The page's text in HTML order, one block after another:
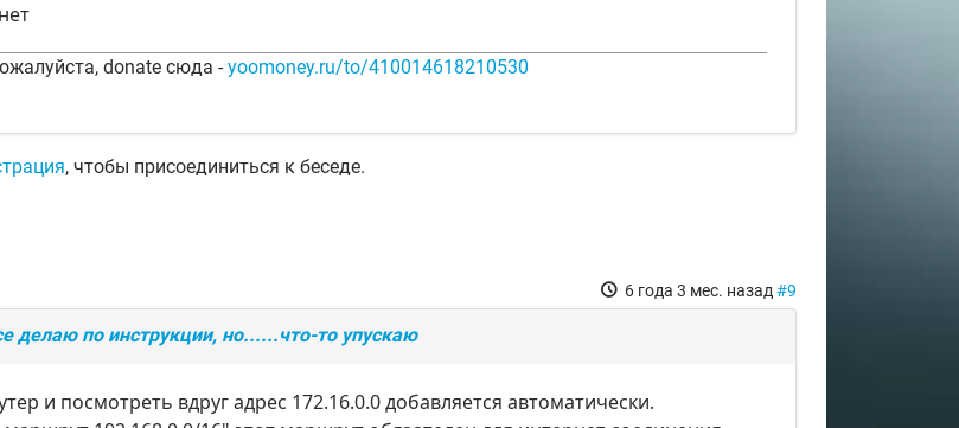
donate сюда -yoomoney.ru/to/410014618210530
, чтобы присоединиться к беседе.
6 года 3 мес. назад #9
делаю по инструкции, но......что-то упускаю
и посмотреть вдруг адрес 172.16.0.0 добавляется автоматически.